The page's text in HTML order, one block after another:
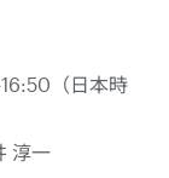
（日本時
淳一